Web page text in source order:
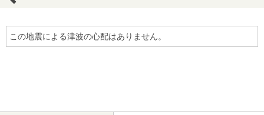
この地震による津波の心配はありません。